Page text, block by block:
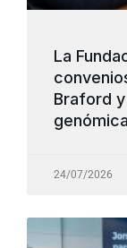
La
Braford
24/07/2026